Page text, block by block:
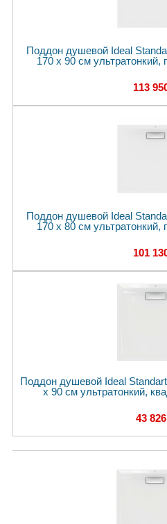
Поддон душевой Ideal
170 x 90 см
113
Поддон душевой Ideal
170 x 80 см
101
Поддон душевой Ideal
x 90 см ультратонкий,
43